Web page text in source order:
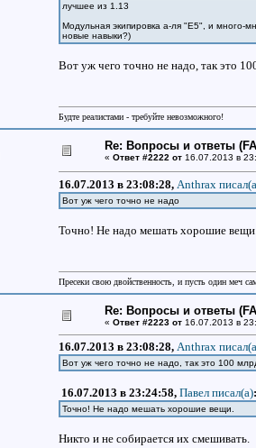
лучшее из 1.13
Модульная экипировка а-ля "Е5", и много-
новые навыки?)
Вот уж чего точно не надо, так это
Будте реалистами - требуйте невозможного!
Re: Вопросы и ответы
« Ответ #2222 от16.07.2013 в
16.07.2013 в 23:08:28, Anthrax
Вот уж чего точно не надо
Точно! Не надо мешать хорошие
Пресеки свою двойственность, и пусть один меч
Re: Вопросы и ответы
« Ответ #2223 от16.07.2013 в
16.07.2013 в 23:08:28, Anthrax
Вот уж чего точно не надо, так это 100
16.07.2013 в 23:24:58, Павел писал(a):
Точно! Не надо мешать хорошие вещи.
Никто и не собирается их смешивать.